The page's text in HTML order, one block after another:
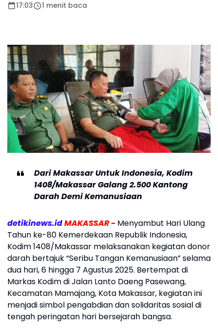
17:03 1 menit baca
Dari Makassar Untuk Indonesia, Kodim
1408/Makassar Galang 2.500 Kantong
Darah Demi Kemanusiaan
detikinews.idMAKASSAR - Menyambut Hari Ulang
Tahun ke-80 Kemerdekaan Republik Indonesia,
Kodim 1408/Makassar melaksanakan kegiatan donor
darah bertajuk “Seribu Tangan Kemanusiaan” selama
dua hari, 6 hingga 7 Agustus 2025. Bertempat di
Markas Kodim di Jalan Lanto Daeng Pasewang,
Kecamatan Mamajang, Kota Makassar, kegiatan ini
menjadi simbol pengabdian dan solidaritas sosial di
tengah peringatan hari bersejarah bangsa.